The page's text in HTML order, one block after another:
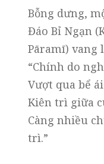
Bỗng dưng,
Đáo Bỉ Ngạn
Pāramī) vang
“Chính do
Vượt qua bể
Kiên trì giữa
Càng nhiều
trì.”